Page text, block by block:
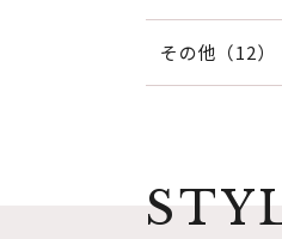
その他（12）